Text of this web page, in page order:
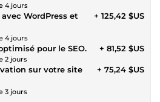
4 jours
WordPress et
4 jours
+ 125,42 $US
pour le SEO.
2 jours
+ 81,52 $US
sur votre site
3 jours
+ 75,24 $US